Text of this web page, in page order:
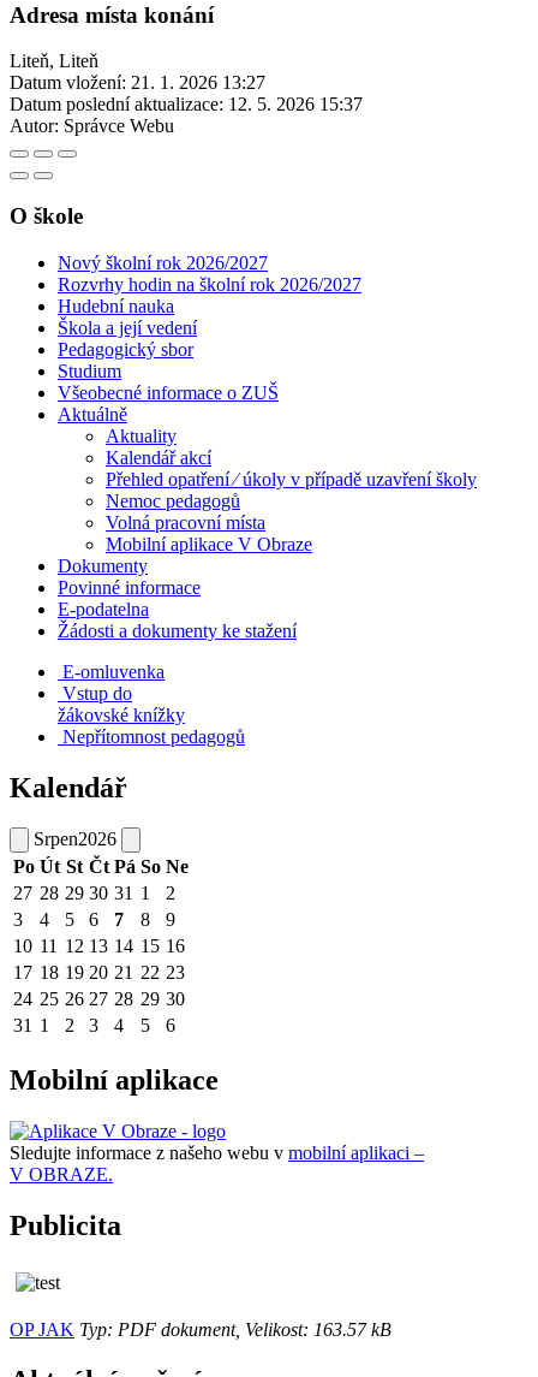
Adresa místa konání
Liteň, Liteň
Datum vložení: 21. 1. 2026 13:27
Datum poslední aktualizace: 12. 5. 2026 15:37
Autor: Správce Webu
O škole
Nový školní rok 2026/2027
Rozvrhy hodin na školní rok 2026/2027
Hudební nauka
Škola a její vedení
Pedagogický sbor
Studium
Všeobecné informace o ZUŠ
Aktuálně
Aktuality
Kalendář akcí
Přehled opatření ⁄ úkoly v případě uzavření školy
Nemoc pedagogů
Volná pracovní místa
Mobilní aplikace V Obraze
Dokumenty
Povinné informace
E-podatelna
Žádosti a dokumenty ke stažení
E-omluvenka
Vstup do
žákovské knížky
Nepřítomnost pedagogů
Kalendář
Srpen2026
Po Út St Čt Pá So Ne
27 28 29 30 31 1
2
3
4 5 6 7 8
9
10 11 12 13 14 15 16
17 18 19 20 21 22 23
24 25 26 27 28 29 30
31 1 2 3 4 5 6
Mobilní aplikace
Sledujte informace z našeho webu v mobilní aplikaci –
V OBRAZE.
Publicita
OP JAK Typ: PDF dokument, Velikost: 163.57 kB